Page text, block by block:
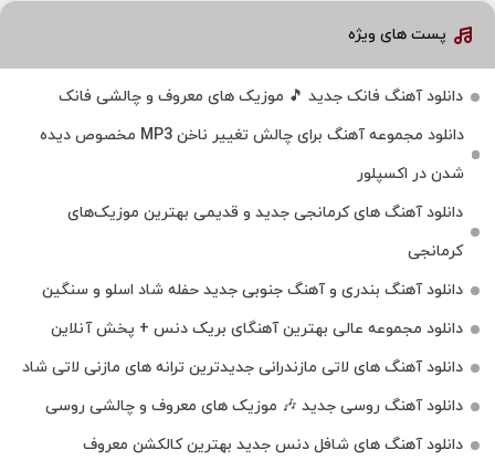
پست های ویژه
دانلود آهنگ فانک جدید 🎵 موزیک‌ های معروف و چالشی فانک
دانلود مجموعه آهنگ برای چالش تغییر ناخن MP3 مخصوص دیده
شدن در اکسپلور
دانلود آهنگ‌ های کرمانجی جدید و قدیمی بهترین موزیک‌های
کرمانجی
دانلود آهنگ بندری و آهنگ جنوبی جدید حفله شاد اسلو و سنگین
دانلود مجموعه عالی بهترین آهنگای بریک دنس + پخش آنلاین
دانلود آهنگ‌ های لاتی مازندرانی جدیدترین ترانه های مازنی لاتی شاد
دانلود آهنگ روسی جدید 🎶 موزیک‌ های معروف و چالشی روسی
دانلود آهنگ های شافل دنس جدید بهترین کالکشن معروف